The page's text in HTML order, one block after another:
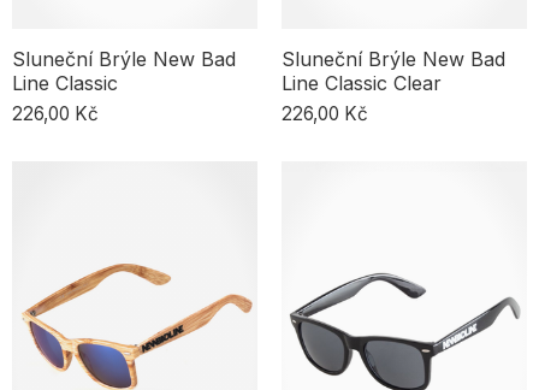
Sluneční Brýle New Bad
Line Classic
226,00 Kč
Sluneční Brýle New Bad
Line Classic Clear
226,00 Kč